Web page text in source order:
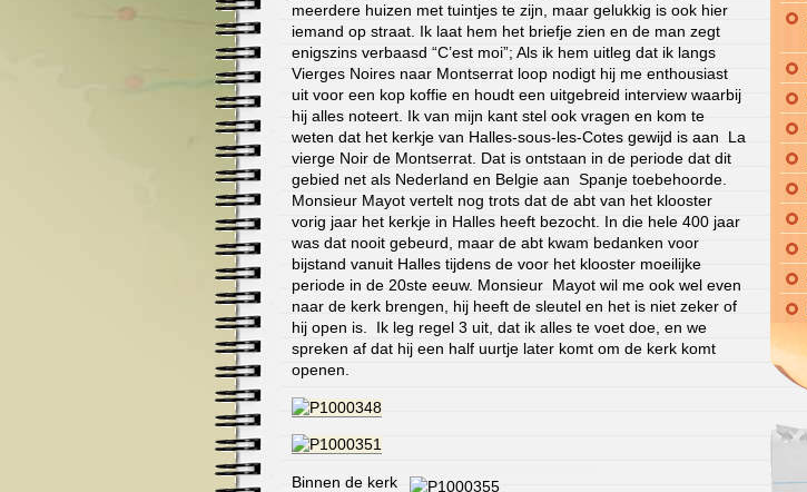
meerdere huizen met tuintjes te zijn, maar gelukkig is ook hier
iemand op straat. Ik laat hem het briefje zien en de man zegt
enigszins verbaasd “C’est moi”; Als ik hem uitleg dat ik langs
Vierges Noires naar Montserrat loop nodigt hij me enthousiast
uit voor een kop koffie en houdt een uitgebreid interview waarbij
hij alles noteert. Ik van mijn kant stel ook vragen en kom te
weten dat het kerkje van Halles-sous-les-Cotes gewijd is aan La
vierge Noir de Montserrat. Dat is ontstaan in de periode dat dit
gebied net als Nederland en Belgie aan Spanje toebehoorde.
Monsieur Mayot vertelt nog trots dat de abt van het klooster
vorig jaar het kerkje in Halles heeft bezocht. In die hele 400 jaar
was dat nooit gebeurd, maar de abt kwam bedanken voor
bijstand vanuit Halles tijdens de voor het klooster moeilijke
periode in de 20ste eeuw. Monsieur Mayot wil me ook wel even
naar de kerk brengen, hij heeft de sleutel en het is niet zeker of
hij open is. Ik leg regel 3 uit, dat ik alles te voet doe, en we
spreken af dat hij een half uurtje later komt om de kerk komt
openen.
Binnen de kerk